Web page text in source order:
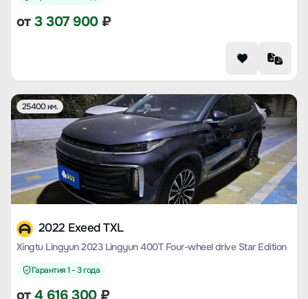
от3 307 900₽
25400 км.
2022 Exeed TXL
Xingtu Lingyun 2023 Lingyun 400T Four-wheel drive Star Edition
Гарантия 1 - 3 года
от4 616 300₽